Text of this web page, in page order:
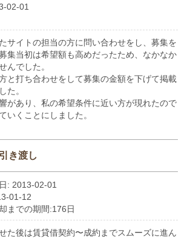
02-01
サイトの担当の方に問い合わせをし、募集を
集当初は希望額も高めだったため、なかなか
んでした。
と打ち合わせをして募集の金額を下げて掲載
た。
があり、私の希望条件に近い方が現れたので
いくことにしました。
き渡し
: 2013-02-01
01-12
までの期間:176日
た後は賃貸借契約〜成約までスムーズに進ん